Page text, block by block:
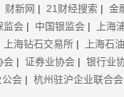
财新网 | 21财经搜索 | 金
监会 | 中国银监会 | 上海
上海钻石交易所 | 上海石
会 | 证券业协会 | 银行业
公会 | 杭州驻沪企业联合会